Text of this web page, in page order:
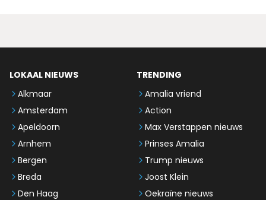
LOKAAL NIEUWS
Alkmaar
Amsterdam
Apeldoorn
Arnhem
Bergen
Breda
Den Haag
TRENDING
Amalia vriend
Action
Max Verstappen nieuws
Prinses Amalia
Trump nieuws
Joost Klein
Oekraïne nieuws